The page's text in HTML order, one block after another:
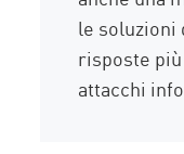
le soluzioni
risposte
attacchi